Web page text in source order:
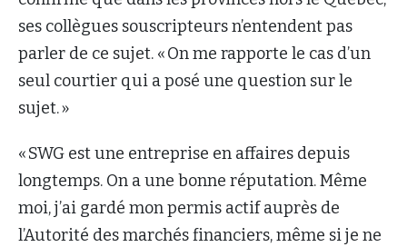
ses collègues souscripteurs n’entendent pas
parler de ce sujet. « On me rapporte le cas d’un
seul courtier qui a posé une question sur le
sujet. »
« SWG est une entreprise en affaires depuis
longtemps. On a une bonne réputation. Même
moi, j’ai gardé mon permis actif auprès de
l’Autorité des marchés financiers, même si je ne